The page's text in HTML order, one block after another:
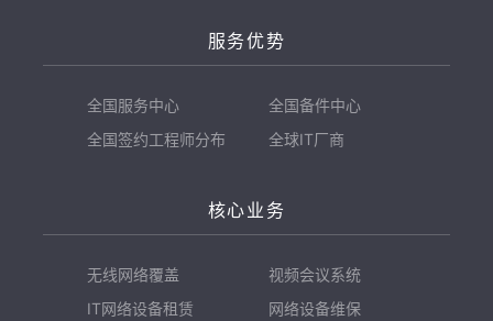
服务优势
全国服务中心
全国备件中心
全国签约工程师分布
全球IT厂商
核心业务
无线网络覆盖
视频会议系统
IT网络设备租赁
网络设备维保